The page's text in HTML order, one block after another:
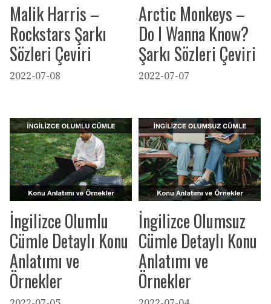
Malik Harris –
Rockstars Şarkı
Sözleri Çeviri
2022-07-08
Arctic Monkeys –
Do I Wanna Know?
Şarkı Sözleri Çeviri
2022-07-07
İngilizce Olumlu
Cümle Detaylı Konu
Anlatımı ve
Örnekler
İngilizce Olumsuz
Cümle Detaylı Konu
Anlatımı ve
Örnekler